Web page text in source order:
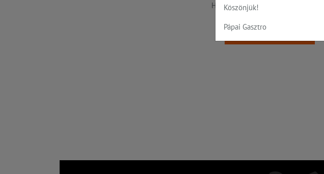
Hiba, a keresett oldal nem található!
Vissza a főoldalra
Köszönjük!
Pápai Gasztro